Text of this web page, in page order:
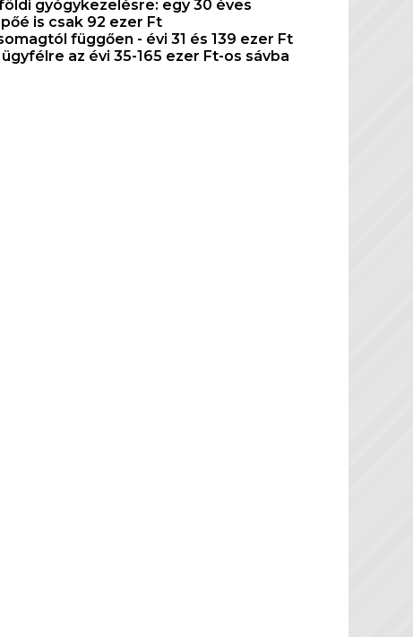
gyógykezelésre: egy 30 éves
is csak 92 ezer Ft
függően - évi 31 és 139 ezer Ft
az évi 35-165 ezer Ft-os sávba